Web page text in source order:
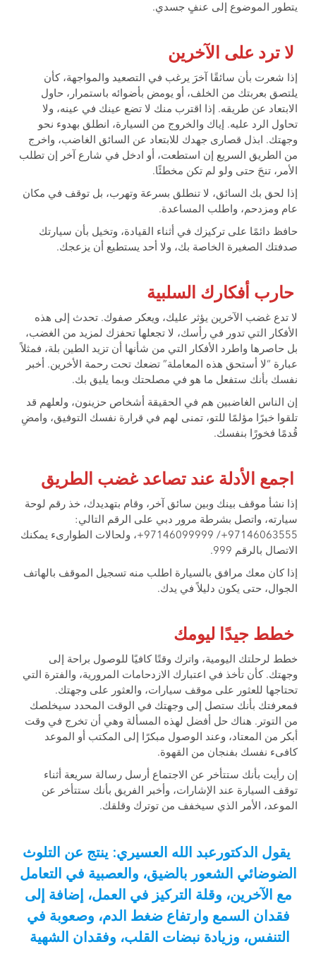
يتطور الموضوع إلى عنفٍ جسدي.
لا ترد على الآخرين
إذا شعرت بأن سائقًا آخرَ يرغب في التصعيد والمواجهة، كأن
يلتصق بعربتك من الخلف، أو يومض بأضوائه باستمرار، حاول
الابتعاد عن طريقه. إذا اقترب منك لا تضع عينك في عينه، ولا
تحاول الرد عليه. إياك والخروج من السيارة، انطلق بهدوء نحو
وجهتك. ابذل قصارى جهدك للابتعاد عن السائق الغاضب، واخرج
من الطريق السريع إن استطعت، أو ادخل في شارع آخر إن تطلب
الأمر، تنحَ حتى ولو لم تكن مخطئًا.
إذا لحق بك السائق، لا تنطلق بسرعة وتهرب، بل توقف في مكان
عام ومزدحم، واطلب المساعدة.
حافظ دائمًا على تركيزك في أثناء القيادة، وتخيل بأن سيارتك
صدفتك الصغيرة الخاصة بك، ولا أحد يستطيع أن يزعجك.
حارب أفكارك السلبية
لا تدع غضب الآخرين يؤثر عليك، ويعكر صفوك. تحدث إلى هذه
الأفكار التي تدور في رأسك، لا تجعلها تحفزك لمزيد من الغضب،
بل حاصرها واطرد الأفكار التي من شأنها أن تزيد الطين بلة، فمثلاً
عبارة “لا أستحق هذه المعاملة” تضعك تحت رحمة الأخرين. أخبر
نفسك بأنك ستفعل ما هو في مصلحتك وبما يليق بك.
إن الناس الغاضبين هم في الحقيقة أشخاص حزينون، ولعلهم قد
تلقوا خبرًا مؤلمًا للتو، تمنى لهم في قرارة نفسك التوفيق، وامضِ
قُدمًا فخورًا بنفسك.
اجمع الأدلة عند تصاعد غضب الطريق
إذا نشأ موقف بينك وبين سائق آخر، وقام بتهديدك، خذ رقم لوحة
سيارته، واتصل بشرطة مرور دبي على الرقم التالي:
97146063555+/ 97146099999+، ولحالات الطوارىء يمكنك
الاتصال بالرقم 999.
إذا كان معك مرافق بالسيارة اطلب منه تسجيل الموقف بالهاتف
الجوال، حتى يكون دليلاً في يدك.
خطط جيدًا ليومك
خطط لرحلتك اليومية، واترك وقتًا كافيًا للوصول براحة إلى
وجهتك. كأن تأخذ في اعتبارك الازدحامات المرورية، والفترة التي
تحتاجها للعثور على موقف سيارات، والعثور على وجهتك.
فمعرفتك بأنك ستصل إلى وجهتك في الوقت المحدد سيخلصك
من التوتر. هناك حل أفضل لهذه المسألة وهي أن تخرج في وقت
أبكر من المعتاد، وعند الوصول مبكرًا إلى المكتب أو الموعد
كافىء نفسك بفنجان من القهوة.
إن رأيت بأنك ستتأخر عن الاجتماع أرسل رسالة سريعة أثناء
توقف السيارة عند الإشارات، وأخبر الفريق بأنك ستتأخر عن
الموعد، الأمر الذي سيخفف من توترك وقلقك.
يقول الدكتورعبد الله العسيري: ينتج عن التلوث
الضوضائي الشعور بالضيق، والعصبية في التعامل
مع الآخرين، وقلة التركيز في العمل، إضافة إلى
فقدان السمع وارتفاع ضغط الدم، وصعوبة في
التنفس، وزيادة نبضات القلب، وفقدان الشهية